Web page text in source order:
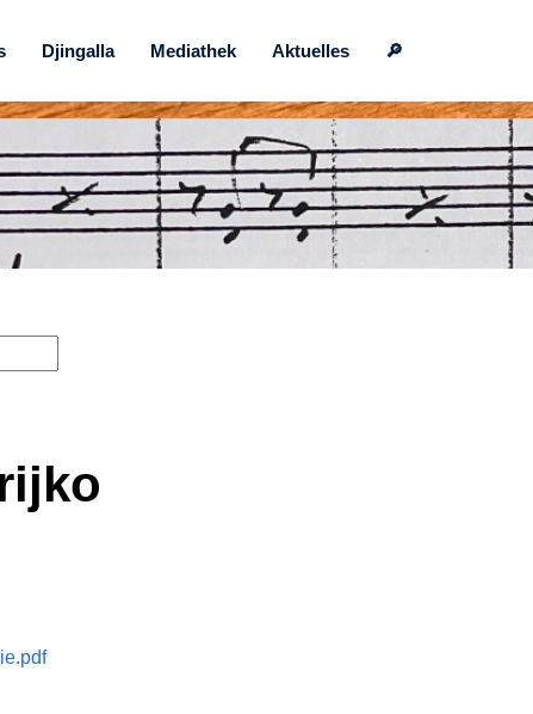
Djingalla Mediathek Aktuelles 🔎